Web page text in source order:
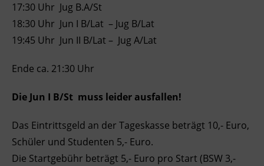
17:30 Uhr Jug B.A/St
18:30 Uhr Jun I B/Lat – Jug B/Lat
19:45 Uhr Jun II B/Lat – Jug A/Lat
Ende ca. 21:30 Uhr
Die Jun I B/St muss leider ausfallen!
Das Eintrittsgeld an der Tageskasse beträgt 10,- Euro,
Schüler und Studenten 5,- Euro.
Die Startgebühr beträgt 5,- Euro pro Start (BSW 3,-